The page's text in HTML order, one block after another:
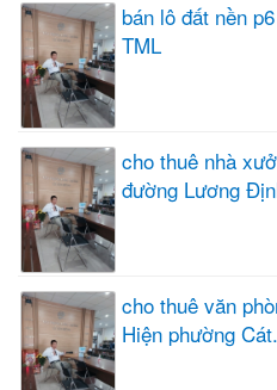
bán lô đất nền
TML
cho thuê nhà
đường Lương
cho thuê văn
Hiện phường